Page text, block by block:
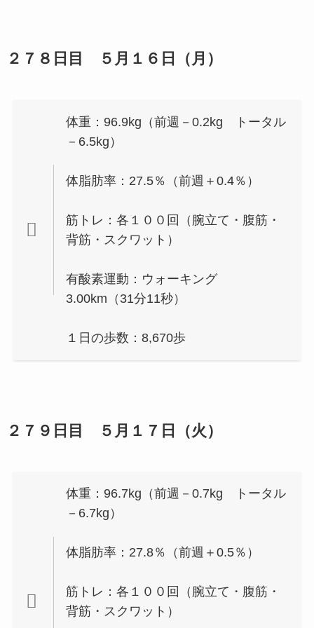
２７８日目 ５月１６日（月）
体重：96.9kg（前週－0.2kg トータル
－6.5kg）
体脂肪率：27.5％（前週＋0.4％）
筋トレ：各１００回（腕立て・腹筋・
背筋・スクワット）
有酸素運動：ウォーキング
3.00km（31分11秒）
１日の歩数：8,670歩
２７９日目 ５月１７日（火）
体重：96.7kg（前週－0.7kg トータル
－6.7kg）
体脂肪率：27.8％（前週＋0.5％）
筋トレ：各１００回（腕立て・腹筋・
背筋・スクワット）